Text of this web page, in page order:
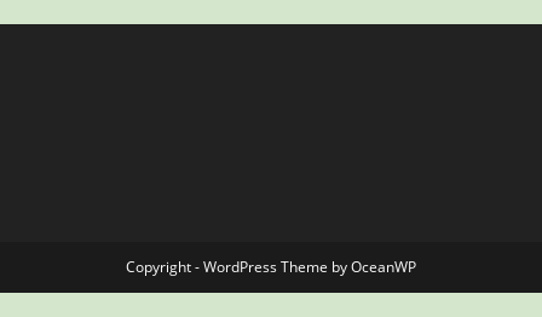
Copyright - WordPress Theme by OceanWP